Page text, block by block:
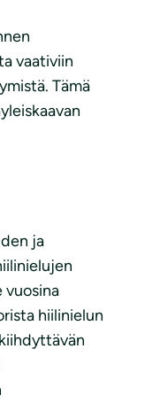
vaativiin
Tämä
ja
vuosina
hiilinielun